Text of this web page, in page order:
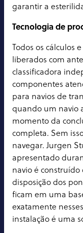
garantir a
Tecnologia de
Todos os cálculos
liberados com
classificadora
componentes
para navios de
quando um navio
momento da
completa. Sem
navegar. Jurgen
apresentado
navio é
disposição dos
ficam em uma
exatamente
instalação é uma